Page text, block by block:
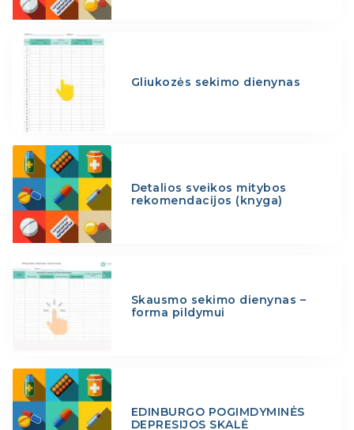
Gliukozės sekimo dienynas
Detalios sveikos mitybos
rekomendacijos (knyga)
Skausmo sekimo dienynas –
forma pildymui
EDINBURGO POGIMDYMINĖS
DEPRESIJOS SKALĖ